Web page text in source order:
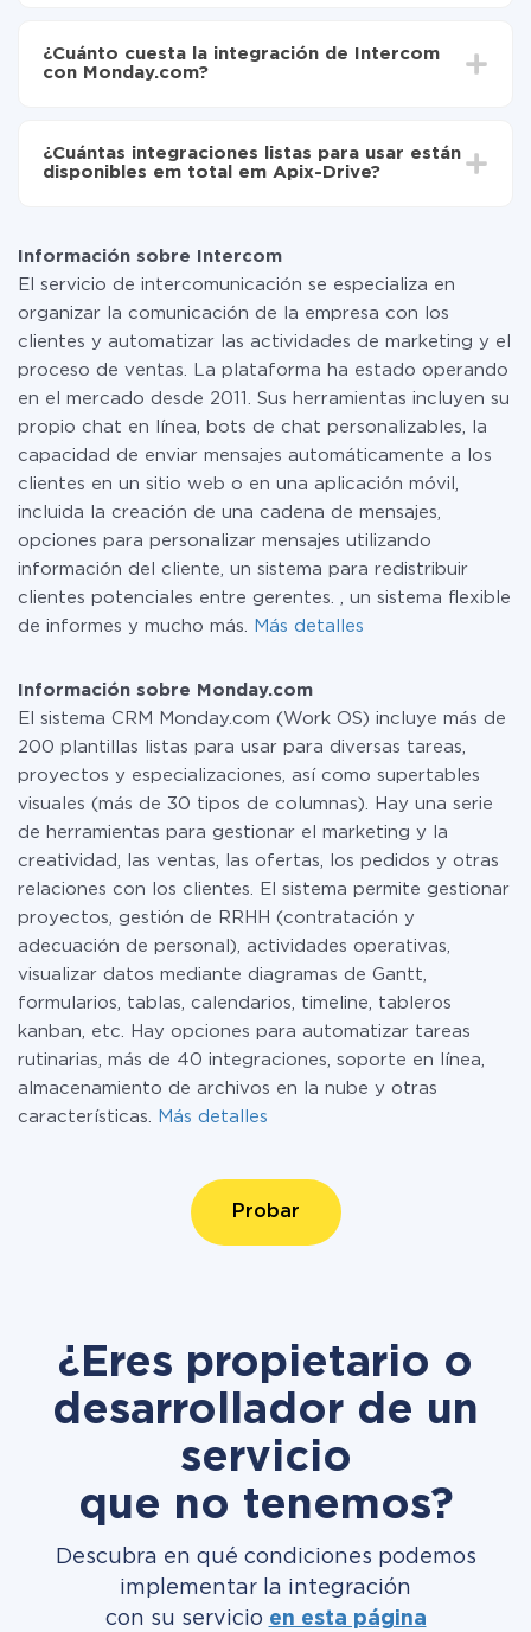
de Intercom a Monday.com
oscilar entre 5 y 30 minutos. En promedio, la
configuración tarda entre 10 y 15 minutos.
¿Cuánto cuesta la integración de Intercom
con Monday.com?
tarifas. Usted solo paga por la cantidad de datos que
realmente se transfieren de uno de sus sistemas a otro
manera segura un plan de tarifa gratuita o cambiar a
uno de pago, si es necesario. Más detalles sobre
tarifas.
¿Cuántas integraciones listas para usar están
disponibles em total em Apix-Drive?
Información sobre Intercom
El servicio de intercomunicación se especializa en
organizar la comunicación de la empresa con los
clientes y automatizar las actividades de marketing y el
proceso de ventas. La plataforma ha estado operando
en el mercado desde 2011. Sus herramientas incluyen su
propio chat en línea, bots de chat personalizables, la
capacidad de enviar mensajes automáticamente a los
clientes en un sitio web o en una aplicación móvil,
incluida la creación de una cadena de mensajes,
opciones para personalizar mensajes utilizando
información del cliente, un sistema para redistribuir
clientes potenciales entre gerentes. , un sistema flexible
de informes y mucho más.
Más detalles
Información sobre Monday.com
El sistema CRM Monday.com (Work OS) incluye más de
200 plantillas listas para usar para diversas tareas,
proyectos y especializaciones, así como supertables
visuales (más de 30 tipos de columnas). Hay una serie
de herramientas para gestionar el marketing y la
creatividad, las ventas, las ofertas, los pedidos y otras
relaciones con los clientes. El sistema permite gestionar
proyectos, gestión de RRHH (contratación y
adecuación de personal), actividades operativas,
visualizar datos mediante diagramas de Gantt,
formularios, tablas, calendarios, timeline, tableros
kanban, etc. Hay opciones para automatizar tareas
rutinarias, más de 40 integraciones, soporte en línea,
almacenamiento de archivos en la nube y otras
características.
Más detalles
Probar
¿Eres propietario o
desarrollador de un
servicio
que no tenemos?
Descubra en qué condiciones podemos
implementar la integración
con su servicio en esta página